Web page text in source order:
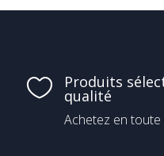
 Produits
qualité
Achetez en